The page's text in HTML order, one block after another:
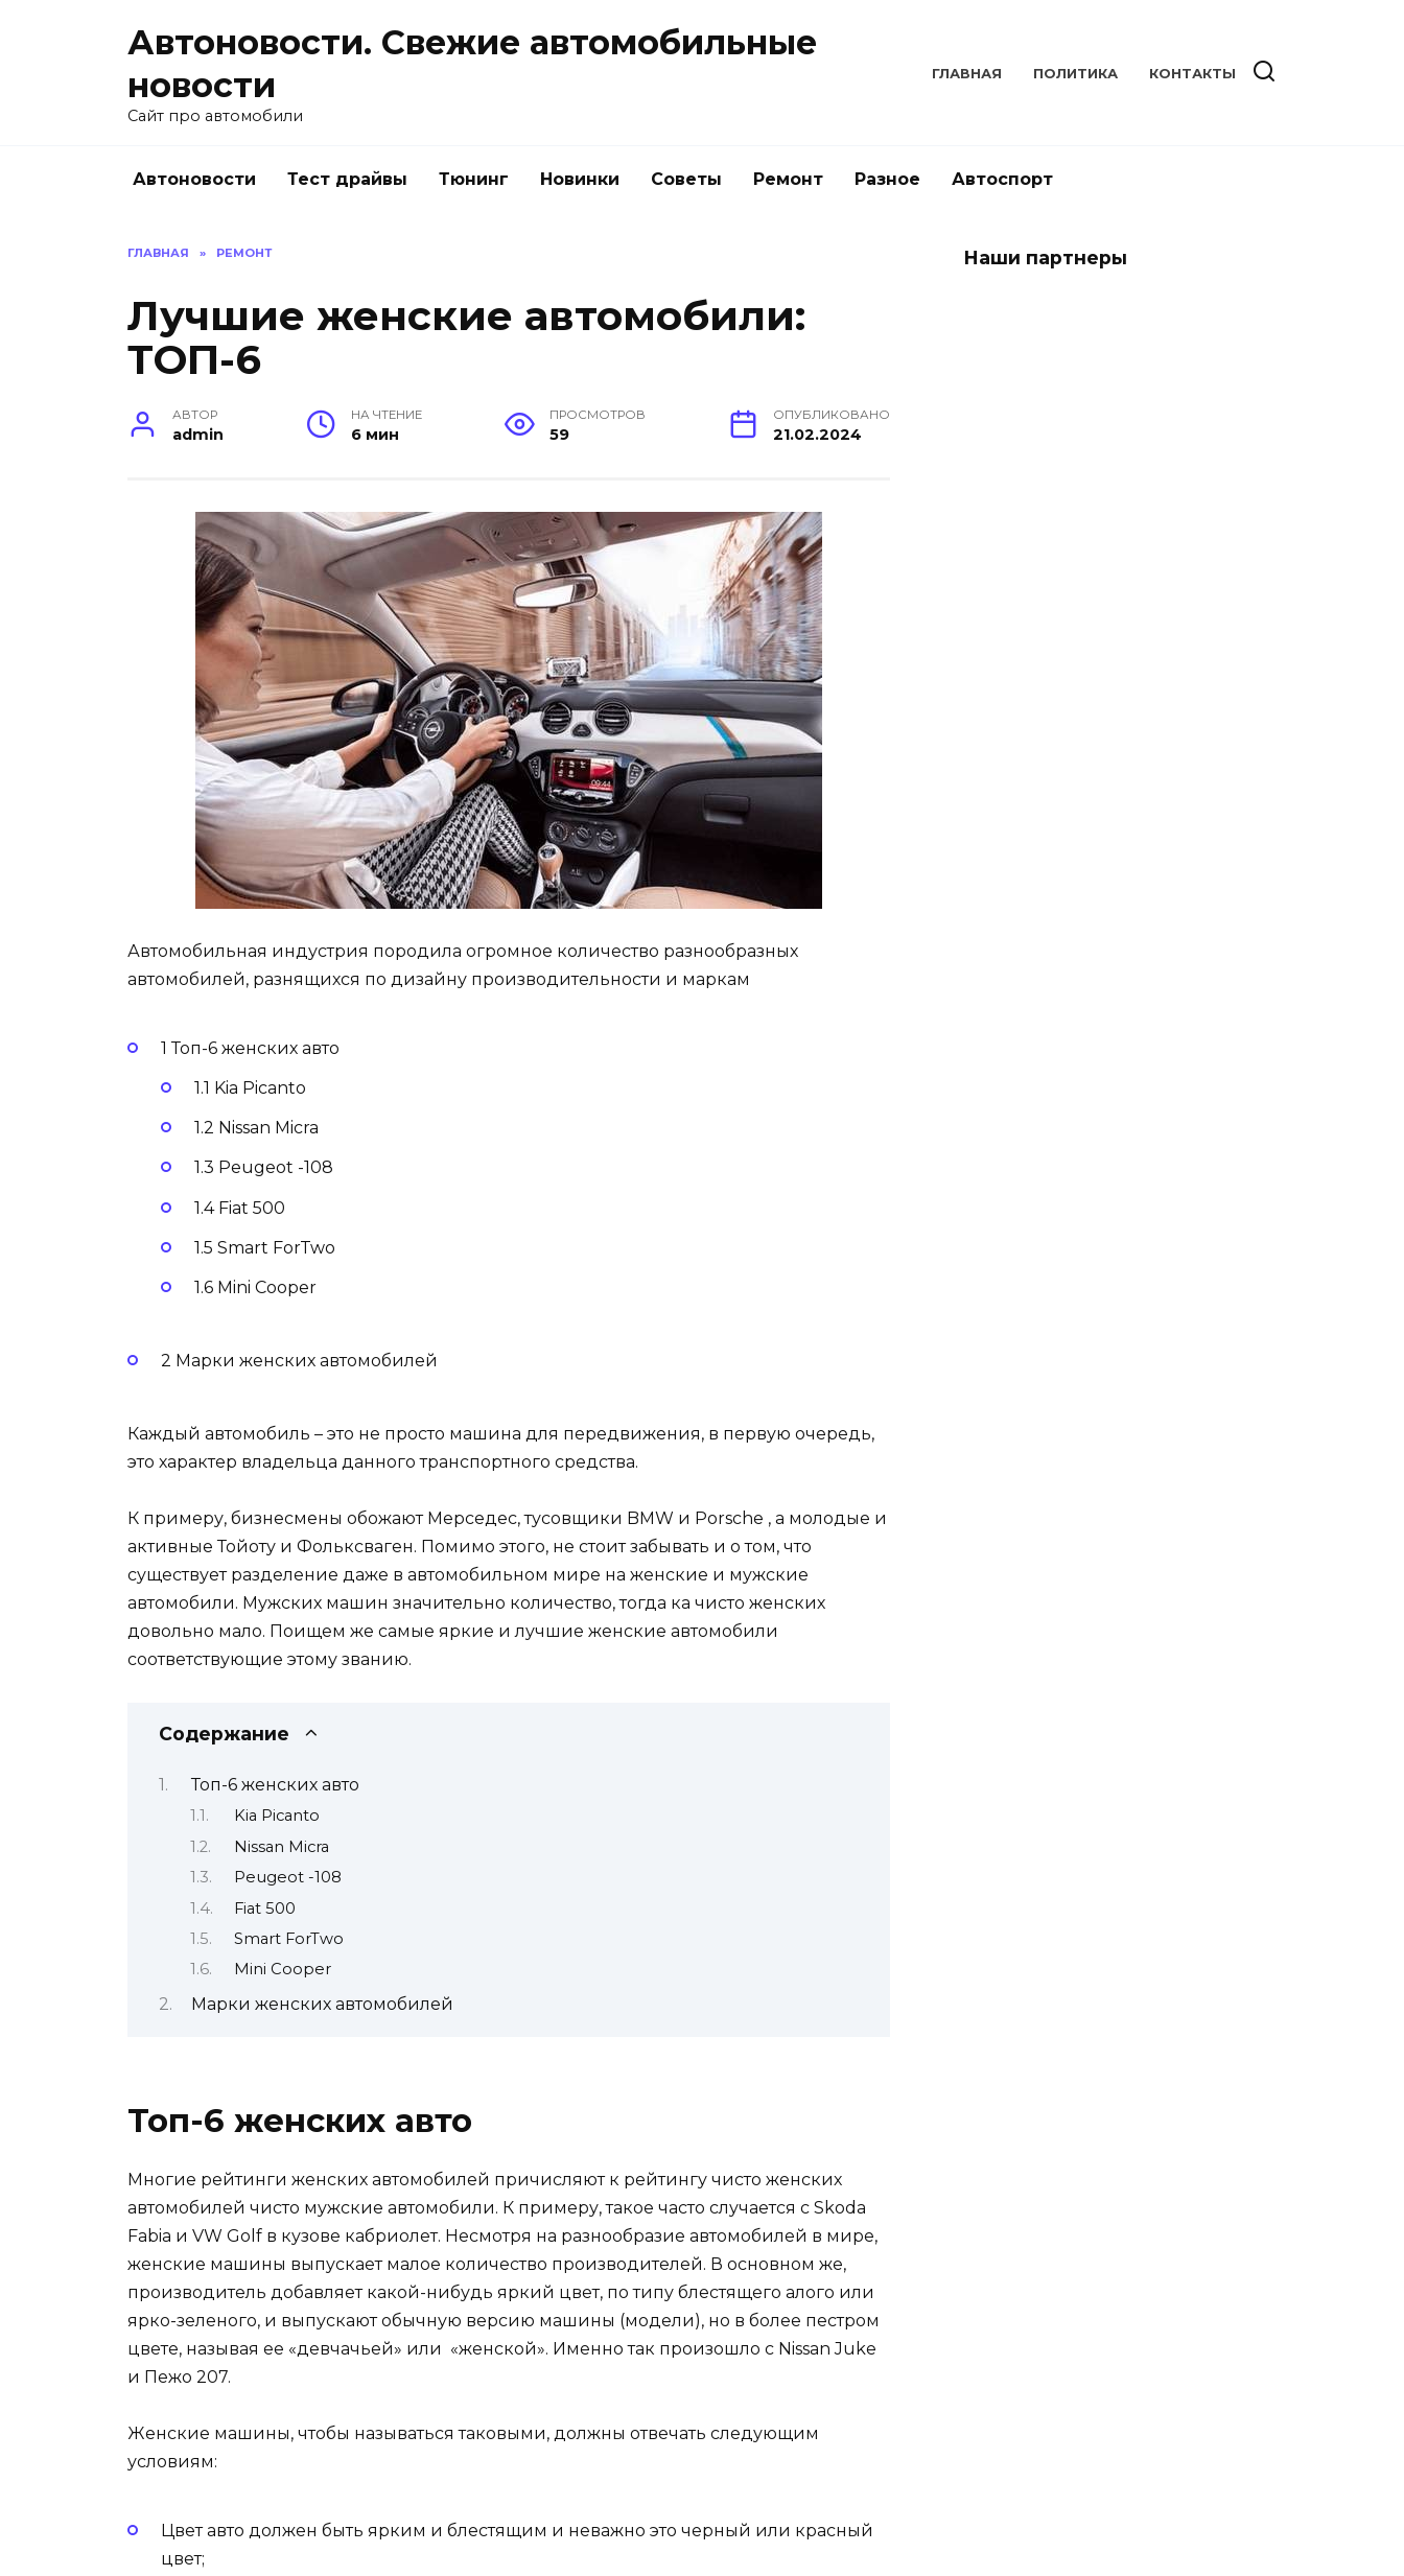
Автоновости. Свежие автомобильные
новости
Сайт про автомобили
ГЛАВНАЯ ПОЛИТИКА КОНТАКТЫ
Автоновости Тест драйвы Тюнинг Новинки Советы Ремонт Разное Автоспорт
ГЛАВНАЯ » РЕМОНТ
Лучшие женские автомобили:
ТОП-6
АВТОР
admin
НА ЧТЕНИЕ
6 мин
ПРОСМОТРОВ
59
ОПУБЛИКОВАНО
21.02.2024
Автомобильная индустрия породила огромное количество разнообразных
автомобилей, разнящихся по дизайну производительности и маркам
1 Топ-6 женских авто
1.1 Kia Picanto
1.2 Nissan Micra
1.3 Peugeot -108
1.4 Fiat 500
1.5 Smart ForTwo
1.6 Mini Cooper
2 Марки женских автомобилей
Каждый автомобиль – это не просто машина для передвижения, в первую очередь,
это характер владельца данного транспортного средства.
К примеру, бизнесмены обожают Мерседес, тусовщики BMW и Porsche , а молодые и
активные Тойоту и Фольксваген. Помимо этого, не стоит забывать и о том, что
существует разделение даже в автомобильном мире на женские и мужские
автомобили. Мужских машин значительно количество, тогда ка чисто женских
довольно мало. Поищем же самые яркие и лучшие женские автомобили
соответствующие этому званию.
Содержание
Топ-6 женских авто
Kia Picanto
Nissan Micra
Peugeot -108
Fiat 500
Smart ForTwo
Mini Cooper
Марки женских автомобилей
Топ-6 женских авто
Многие рейтинги женских автомобилей причисляют к рейтингу чисто женских
автомобилей чисто мужские автомобили. К примеру, такое часто случается с Skoda
Fabia и VW Golf в кузове кабриолет. Несмотря на разнообразие автомобилей в мире,
женские машины выпускает малое количество производителей. В основном же,
производитель добавляет какой-нибудь яркий цвет, по типу блестящего алого или
ярко-зеленого, и выпускают обычную версию машины (модели), но в более пестром
цвете, называя ее «девчачьей» или «женской». Именно так произошло с Nissan Juke
и Пежо 207.
Женские машины, чтобы называться таковыми, должны отвечать следующим
условиям:
Цвет авто должен быть ярким и блестящим и неважно это черный или красный
цвет;
Наши партнеры